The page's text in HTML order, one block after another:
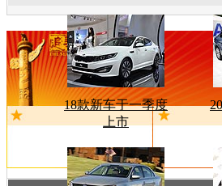
18款新车于一季度
上市